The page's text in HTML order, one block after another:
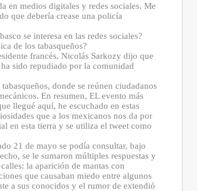
en medios digitales y redes sociales. Me
que debería crease una policía
se interesa en las redes sociales?
de los tabasqueños?
francés, Nicolás Sarkozy dijo que
sido repudiado por la comunidad
donde se reúnen ciudadanos
En resumen, EL evento más
llegué aquí, he escuchado en estas
que a los mexicanos nos da por
en esta tierra y se utiliza el tweet como
21 de mayo se podía consultar, bajo
se le sumaron múltiples respuestas y
la aparición de mantas con
que causaban miedo entre algunos
a sus conocidos y el rumor de extendió